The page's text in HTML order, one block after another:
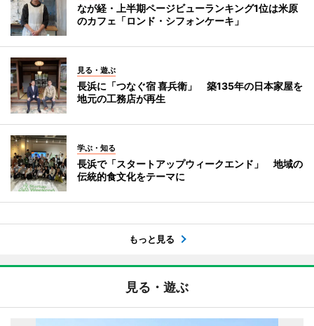
なが経・上半期ページビューランキング1位は米原
のカフェ「ロンド・シフォンケーキ」
見る・遊ぶ
長浜に「つなぐ宿 喜兵衛」 築135年の日本家屋を
地元の工務店が再生
学ぶ・知る
長浜で「スタートアップウィークエンド」 地域の
伝統的食文化をテーマに
もっと見る
見る・遊ぶ